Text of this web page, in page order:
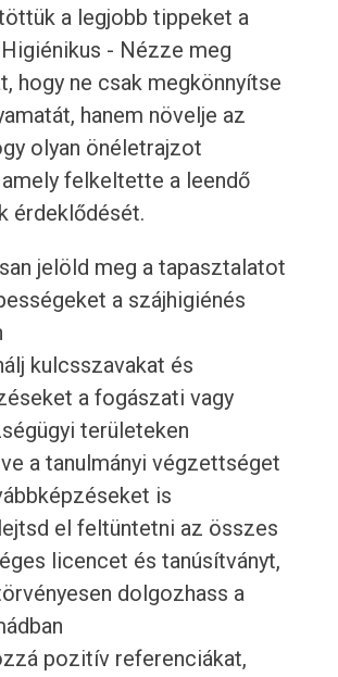
a legjobb tippeket a
- Nézze meg
hogy ne csak megkönnyítse
hanem növelje az
olyan önéletrajzot
felkeltette a leendő
érdeklődését.
jelöld meg a tapasztalatot
a szájhigiénés
kulcsszavakat és
a fogászati vagy
területeken
a tanulmányi végzettséget
is
el feltüntetni az összes
licencet és tanúsítványt,
dolgozhass a
pozitív referenciákat,